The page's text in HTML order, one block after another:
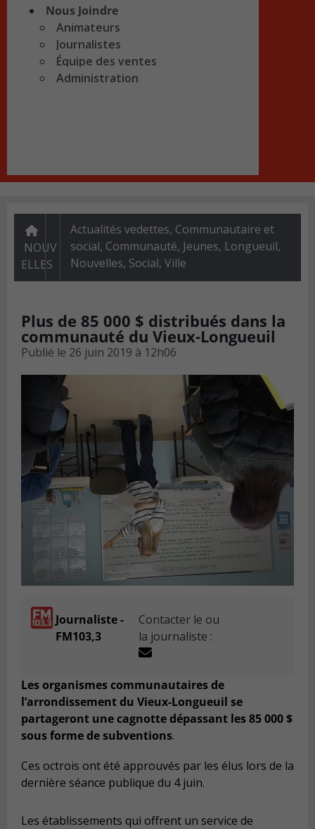
Nous Joindre
Animateurs
Journalistes
Équipe des ventes
Administration
NOUV
ELLES
Actualités vedettes, Communautaire et
social, Communauté, Jeunes, Longueuil,
Nouvelles, Social, Ville
Plus de 85 000 $ distribués dans la
communauté du Vieux-Longueuil
Publié le 26 juin 2019 à 12h06
Journaliste -
FM103,3
Contacter le ou
la journaliste :
Les organismes communautaires de
l’arrondissement du Vieux-Longueuil se
partageront une cagnotte dépassant les 85 000 $
sous forme de subventions.
Ces octrois ont été approuvés par les élus lors de la
dernière séance publique du 4 juin.
Les établissements qui offrent un service de